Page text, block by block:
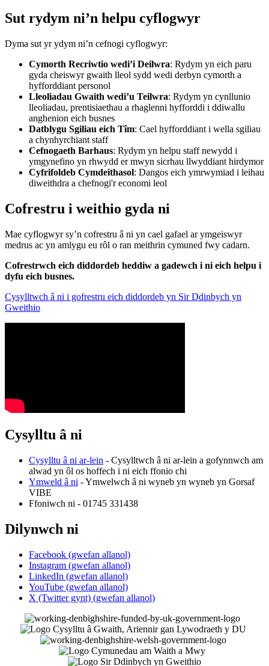
Sut rydym ni’n helpu cyflogwyr
Dyma sut yr ydym ni’n cefnogi cyflogwyr:
Cymorth Recriwtio wedi’i Deilwra: Rydym yn eich paru
gyda cheiswyr gwaith lleol sydd wedi derbyn cymorth a
hyfforddiant personol
Lleoliadau Gwaith wedi’u Teilwra: Rydym yn cynllunio
lleoliadau, prentisiaethau a rhaglenni hyfforddi i ddiwallu
anghenion eich busnes
Datblygu Sgiliau eich Tîm: Cael hyfforddiant i wella sgiliau
a chynhyrchiant staff
Cefnogaeth Barhaus: Rydym yn helpu staff newydd i
ymgynefino yn rhwydd er mwyn sicrhau llwyddiant hirdymor
Cyfrifoldeb Cymdeithasol: Dangos eich ymrwymiad i leihau
diweithdra a chefnogi'r economi leol
Cofrestru i weithio gyda ni
Mae cyflogwyr sy’n cofrestru â ni yn cael gafael ar ymgeiswyr
medrus ac yn amlygu eu rôl o ran meithrin cymuned fwy cadarn.
Cofrestrwch eich diddordeb heddiw a gadewch i ni eich helpu i
dyfu eich busnes.
Cysylltwch â ni i gofrestru eich diddordeb yn Sir Ddinbych yn
Gweithio
Cysylltu â ni
Cysylltu â ni ar-lein - Cysylltwch â ni ar-lein a gofynnwch am
alwad yn ôl os hoffech i ni eich ffonio chi
Ymweld â ni - Ymwelwch â ni wyneb yn wyneb yn Gorsaf
VIBE
Ffoniwch ni - 01745 331438
Dilynwch ni
Facebook (gwefan allanol)
Instagram (gwefan allanol)
LinkedIn (gwefan allanol)
YouTube (gwefan allanol)
X (Twitter gynt) (gwefan allanol)